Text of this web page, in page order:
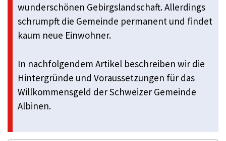
wunderschönen Gebirgslandschaft. Allerdings
schrumpft die Gemeinde permanent und findet
kaum neue Einwohner.
In nachfolgendem Artikel beschreiben wir die
Hintergründe und Voraussetzungen für das
Willkommensgeld der Schweizer Gemeinde
Albinen.